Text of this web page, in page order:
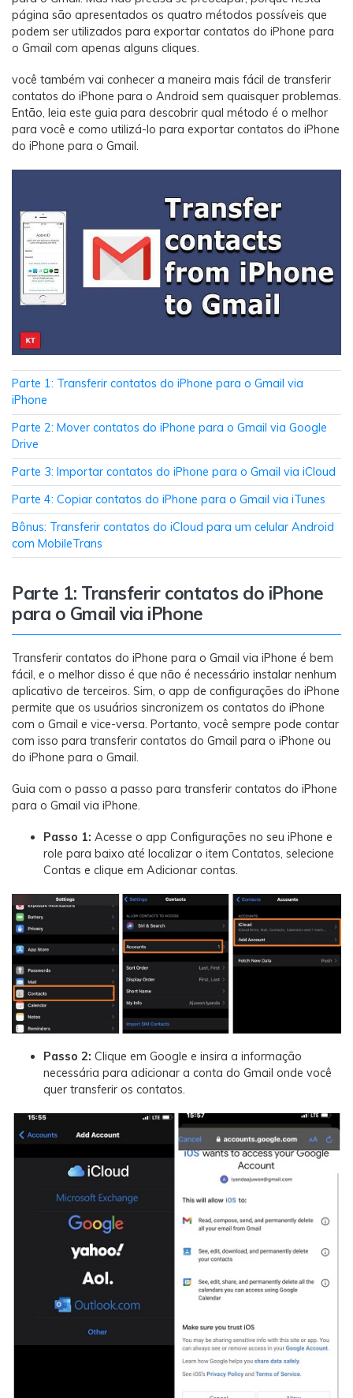
Backup e restauração
Fazer backup de até 18 tipos de dados e dados do
WhatsApp para o computador. E restaurar
Recuperar visulização única de WhatsApp
Recupere todas as mídias de visulização única do
WhatsApp — fotos, vídeos e mensagens de voz.
App
Mutsapper
Transferir dados do WhatsApp e WhatsApp
Business sem redefinição de fábrica.
Transferir dados do telefone, dados do
WhatsApp e arquivos entre dispositivos.
WeLastseen
e informado.
página são apresentados os quatro métodos possíveis que
podem ser utilizados para exportar contatos do iPhone para
o Gmail com apenas alguns cliques.
você também vai conhecer a maneira mais fácil de transferir
contatos do iPhone para o Android sem quaisquer problemas.
Então, leia este guia para descobrir qual método é o melhor
para você e como utilizá-lo para exportar contatos do iPhone
do iPhone para o Gmail.
Parte 1: Transferir contatos do iPhone para o Gmail via
iPhone
Parte 2: Mover contatos do iPhone para o Gmail via Google
Drive
Parte 3: Importar contatos do iPhone para o Gmail via iCloud
Parte 4: Copiar contatos do iPhone para o Gmail via iTunes
Bônus: Transferir contatos do iCloud para um celular Android
com MobileTrans
Parte 1: Transferir contatos do iPhone
para o Gmail via iPhone
Transferir contatos do iPhone para o Gmail via iPhone é bem
fácil, e o melhor disso é que não é necessário instalar nenhum
aplicativo de terceiros. Sim, o app de configurações do iPhone
permite que os usuários sincronizem os contatos do iPhone
com o Gmail e vice-versa. Portanto, você sempre pode contar
com isso para transferir contatos do Gmail para o iPhone ou
do iPhone para o Gmail.
Guia com o passo a passo para transferir contatos do iPhone
para o Gmail via iPhone.
Passo 1: Acesse o app Configurações no seu iPhone e
role para baixo até localizar o item Contatos, selecione
Contas e clique em Adicionar contas.
Passo 2: Clique em Google e insira a informação
necessária para adicionar a conta do Gmail onde você
quer transferir os contatos.